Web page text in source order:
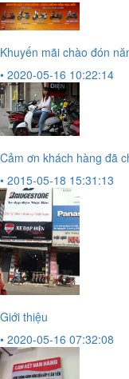
Khuyến mãi chào đón
• 2020-05-16 10:22:14
Cảm ơn khách hàng đã
• 2015-05-18 15:31:13
Giới thiệu
• 2020-05-16 07:32:08